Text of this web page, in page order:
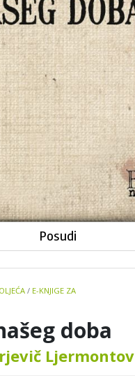
/ E-KNJIGE ZA
doba
Ljermontov
Posudi